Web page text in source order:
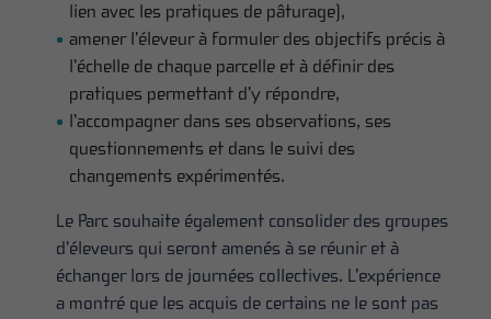
lien avec les pratiques de pâturage),
amener l’éleveur à formuler des objectifs précis à
l’échelle de chaque parcelle et à définir des
pratiques permettant d’y répondre,
l’accompagner dans ses observations, ses
questionnements et dans le suivi des
changements expérimentés.
Le Parc souhaite également consolider des groupes
d’éleveurs qui seront amenés à se réunir et à
échanger lors de journées collectives. L’expérience
a montré que les acquis de certains ne le sont pas